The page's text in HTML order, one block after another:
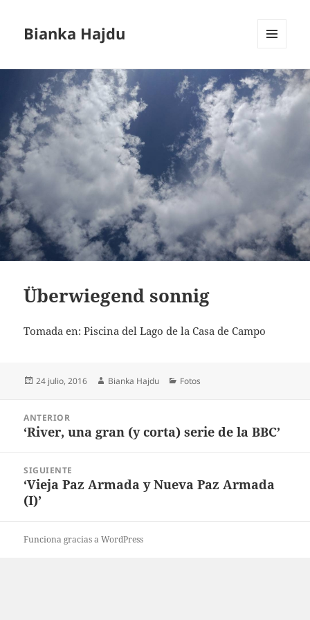
Bianka Hajdu
WIDGETS
Überwiegend sonnig
Tomada en: Piscina del Lago de la Casa de Campo
Publicado
24 julio, 2016 Autor
Bianka Hajdu Categorías
Fotos
entradas
ANTERIOR
Entrada
‘River, una gran (y corta) serie de la BBC’
SIGUIENTE
Entrada
siguiente:
‘Vieja Paz Armada y Nueva Paz Armada
(I)’
Funciona gracias a WordPress